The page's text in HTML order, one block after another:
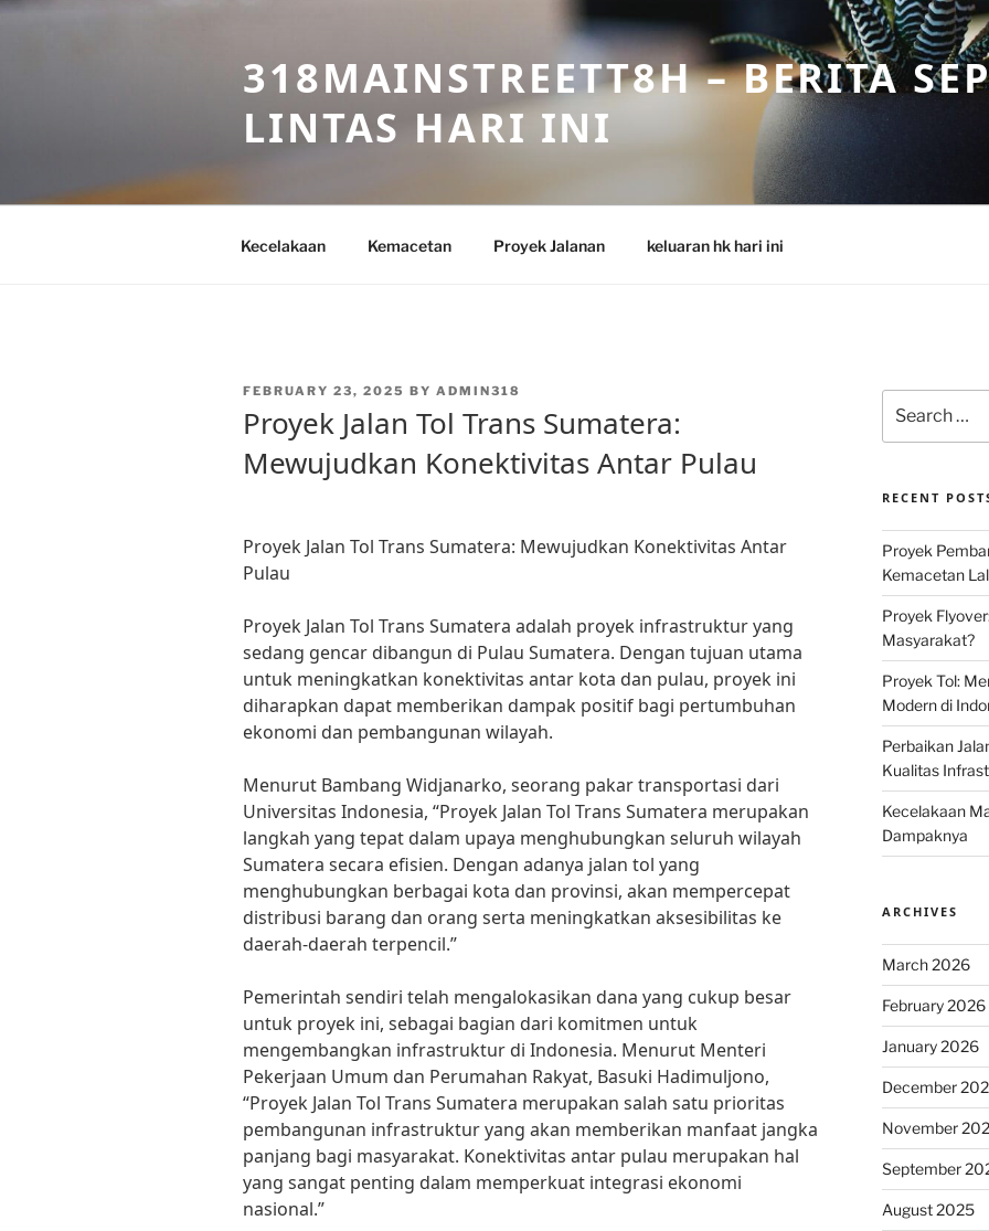
Skip
318MAINSTREETT8H – BERITA
LINTAS HARI INI
Kecelakaan Kemacetan Proyek Jalanan keluaran hk hari ini
POSTED
FEBRUARY 23, 2025 BY ADMIN318
Proyek Jalan Tol Trans Sumatera:
Mewujudkan Konektivitas Antar Pulau
Proyek Jalan Tol Trans Sumatera: Mewujudkan Konektivitas Antar
Pulau
Proyek Jalan Tol Trans Sumatera adalah proyek infrastruktur yang
sedang gencar dibangun di Pulau Sumatera. Dengan tujuan utama
untuk meningkatkan konektivitas antar kota dan pulau, proyek ini
diharapkan dapat memberikan dampak positif bagi pertumbuhan
ekonomi dan pembangunan wilayah.
Menurut Bambang Widjanarko, seorang pakar transportasi dari
Universitas Indonesia, “Proyek Jalan Tol Trans Sumatera merupakan
langkah yang tepat dalam upaya menghubungkan seluruh wilayah
Sumatera secara efisien. Dengan adanya jalan tol yang
menghubungkan berbagai kota dan provinsi, akan mempercepat
distribusi barang dan orang serta meningkatkan aksesibilitas ke
daerah-daerah terpencil.”
Pemerintah sendiri telah mengalokasikan dana yang cukup besar
untuk proyek ini, sebagai bagian dari komitmen untuk
mengembangkan infrastruktur di Indonesia. Menurut Menteri
Pekerjaan Umum dan Perumahan Rakyat, Basuki Hadimuljono,
“Proyek Jalan Tol Trans Sumatera merupakan salah satu prioritas
pembangunan infrastruktur yang akan memberikan manfaat jangka
panjang bagi masyarakat. Konektivitas antar pulau merupakan hal
yang sangat penting dalam memperkuat integrasi ekonomi
nasional.”
for:
RECENT
Proyek
Kemacetan
Proyek
Masyarakat?
Proyek Tol:
Modern di
Perbaikan
Kualitas
Kecelakaan
Dampaknya
ARCHIVES
March 2026
February 2026
January 2026
December
November
September
August 2025